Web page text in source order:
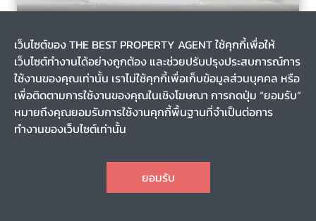
รหัส T-138986
ขายอาคารพาณิชย์ หมู่บ้านทรัพย์รุ่งเรืองซิตี้ ท้ายบ้านใหม่
สมุทรปราการ
0-0-24.7
-
3
-
3,800,000
เว็บไซต์ของ THE BEST PROPERTY AGENT ใช้คุกกี้เพื่อให้
เว็บไซต์ทำงานได้อย่างถูกต้อง และช่วยปรับปรุงประสบการณ์การ
ใช้งานของคุณเท่านั้น เราไม่ใช้คุกกี้เพื่อเก็บข้อมูลส่วนบุคคล หรือ
เพื่อติดตามการใช้งานของคุณในเชิงโฆษณา การกดปุ่ม “ยอมรับ”
หมายถึงคุณยอมรับการใช้งานคุกกี้พื้นฐานที่จำเป็นต่อการ
ทำงานของเว็บไซต์เท่านั้น
ยอมรับ